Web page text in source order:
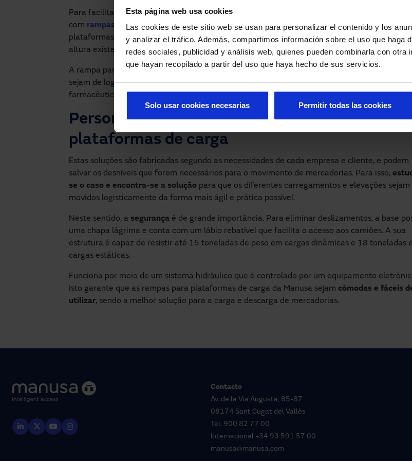
Esta página web usa cookies
Las cookies de este sitio web se usan para personalizar el contenido y los
y analizar el tráfico. Además, compartimos información sobre el uso que haga
redes sociales, publicidad y análisis web, quienes pueden combinarla con otra
que hayan recopilado a partir del uso que haya hecho de sus servicios.
Solo usar cookies necesarias Permitir todas las cookies
Para facilitar este complexo trabalho às transportadoras é recomendável que a empresa
com rampas para plataforma de carga. São a solução para salvar as distâncias entre as
plataformas de carga e as caixas dos veículos que realizam a descarga, assim como para
altura existente entre ambos.
A rampa para plataforma de carga da Manusa facilita a carga em
sejam de logística, laboratórios, alimentação, têxtil, química, siderúrgica, automobilística,
farmacêutica, etc.
Personalização e segurança nas rampas para
plataformas de carga
Estas soluções são fabricadas segundo as necessidades de cada empresa e cliente, e podem
salvar os desníveis que forem necessários para o movimento de mercadorias. Para isso,
se o caso e encontra-se a solução para que os diferentes carregamentos e elevações sejam
movidos logisticamente da forma mais ágil e prática possível.
Neste sentido, a segurança é de grande importância. Para eliminar deslizamentos, a base
uma chapa lágrima e conta com um lábio rebatível que facilita o acesso aos camiões. A sua
estrutura é capaz de resistir até 15 toneladas de peso em cargas dinâmicas e 18 toneladas
cargas estáticas.
Funciona por meio de um sistema hidráulico que é controlado por um equipamento
Isto garante que as rampas para plataformas de carga da Manusa sejam cómodas e fáceis
utilizar, sendo a melhor solução para a carga e descarga de mercadorias.
Contacto
Av. de la Via Augusta, 85-87
08174 Sant Cugat del Vallès
Tel. 900 82 77 00
Internacional +34 93 591 57 00
manusa@manusa.com